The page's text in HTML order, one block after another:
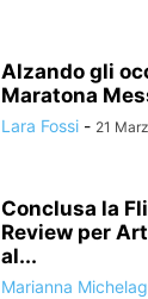
Alzando gli
Maratona
Lara Fossi - 21
Conclusa la
Review per
al...
Marianna